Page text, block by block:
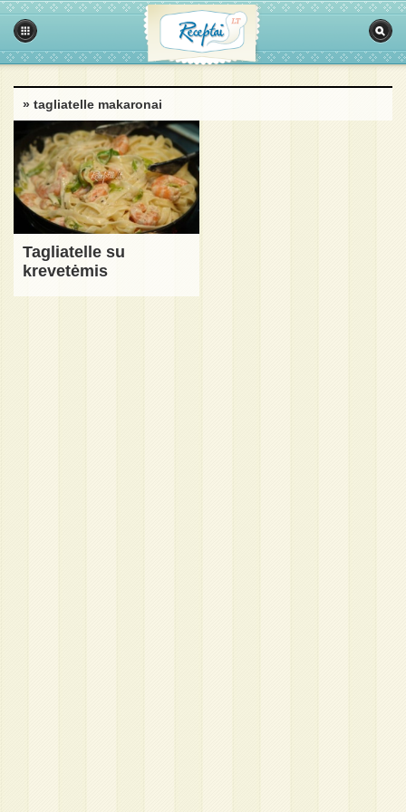
» tagliatelle makaronai
Tagliatelle su
krevetėmis